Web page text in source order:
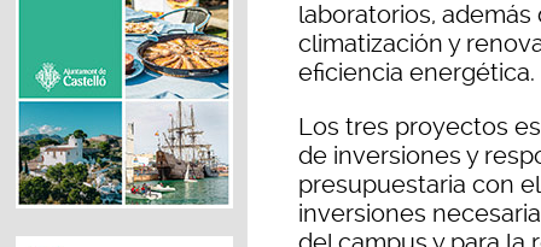
laboratorios,
climatización y
eficiencia energética.
Los tres proyectos
de inversiones y
presupuestaria con
inversiones